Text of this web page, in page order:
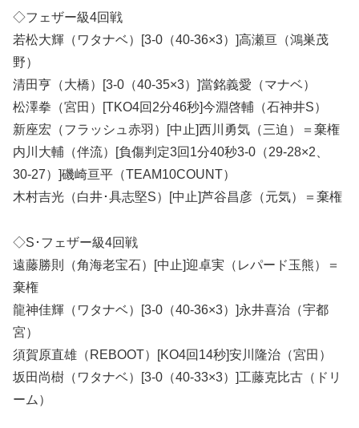
◇フェザー級4回戦
若松大輝（ワタナベ）[3-0（40-36×3）]高瀬亘（鴻巣茂
野）
清田亨（大橋）[3-0（40-35×3）]當銘義愛（マナベ）
松澤拳（宮田）[TKO4回2分46秒]今淵啓輔（石神井S）
新座宏（フラッシュ赤羽）[中止]西川勇気（三迫）＝棄権
内川大輔（伴流）[負傷判定3回1分40秒3-0（29-28×2、
30-27）]磯崎亘平（TEAM10COUNT）
木村吉光（白井･具志堅S）[中止]芦谷昌彦（元気）＝棄権
◇S･フェザー級4回戦
遠藤勝則（角海老宝石）[中止]迎卓実（レパード玉熊）＝
棄権
龍神佳輝（ワタナベ）[3-0（40-36×3）]永井喜治（宇都
宮）
須賀原直雄（REBOOT）[KO4回14秒]安川隆治（宮田）
坂田尚樹（ワタナベ）[3-0（40-33×3）]工藤克比古（ドリ
ーム）